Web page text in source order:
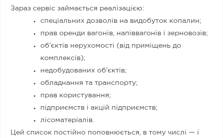
Зараз сервіс займається реалізацією:
спеціальних дозволів на видобуток копалин;
прав оренди вагонів, напіввагонів і зерновозів;
об'єктів нерухомості (від приміщень до
комплексів);
недобудованих об'єктів;
обладнання та транспорту;
прав користування;
підприємств і акцій підприємств;
лісоматеріалів.
Цей список постійно поповнюється, в тому числі — і